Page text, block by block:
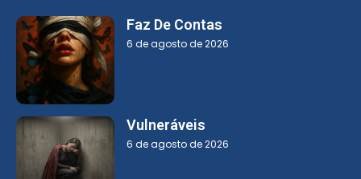
Faz De Contas
6 de agosto de 2026
Vulneráveis
6 de agosto de 2026